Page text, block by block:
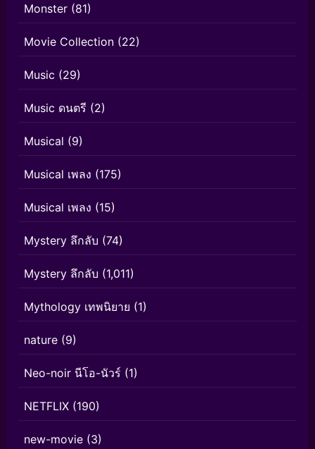
Monster (81)
Movie Collection (22)
Music (29)
Music ดนตรี (2)
Musical (9)
Musical เพลง (175)
Musical เพลง (15)
Mystery ลึกลับ (74)
Mystery ลึกลับ (1,011)
Mythology เทพนิยาย (1)
nature (9)
Neo-noir นีโอ-นัวร์ (1)
NETFLIX (190)
new-movie (3)